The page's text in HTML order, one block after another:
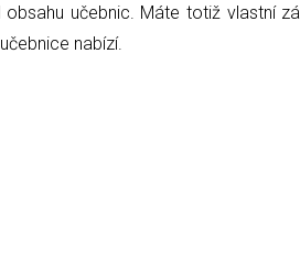
učebnic. Máte totiž vlastní
nabízí.